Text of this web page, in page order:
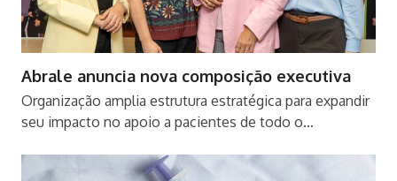
Abrale anuncia nova composição executiva
Organização amplia estrutura estratégica para expandir
seu impacto no apoio a pacientes de todo o…